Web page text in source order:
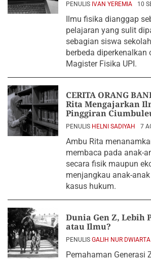
PENULIS IVAN YEREMIA 10
Ilmu fisika dianggap
pelajaran yang sulit
sebagian siswa
berbeda diperkenalkan
Magister Fisika UPI.
CERITA ORANG
Rita Mengajarkan
Pinggiran
PENULIS HELNI SADIYAH 7
Ambu Rita
membaca pada anak-
secara fisik maupun
menjangkau anak-
kasus hukum.
Dunia Gen Z, Lebih
atau Ilmu?
PENULIS GALIH NUR DWIARTA
Pemahaman Generasi